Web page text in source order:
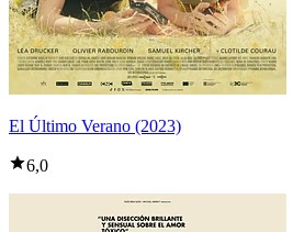
El Último Verano (2023)
6,0